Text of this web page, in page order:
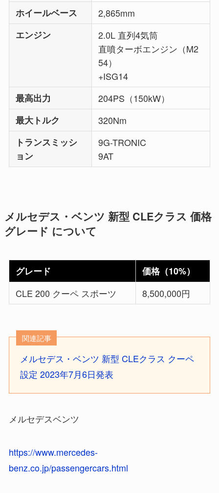
ホイールベース
2,865mm
エンジン
2.0L 直列4気筒
直噴ターボエンジン（M2
54）
+ISG14
最高出力
204PS（150kW）
最大トルク
320Nm
トランスミッシ
ョン
9G-TRONIC
9AT
メルセデス・ベンツ 新型 CLEクラス 価格
グレード について
グレード
価格（10%）
CLE 200 クーペ スポーツ
8,500,000円
関連記事
メルセデス・ベンツ 新型 CLEクラス クーペ
設定 2023年7月6日発表
メルセデスベンツ
https://www.mercedes-
benz.co.jp/passengercars.html